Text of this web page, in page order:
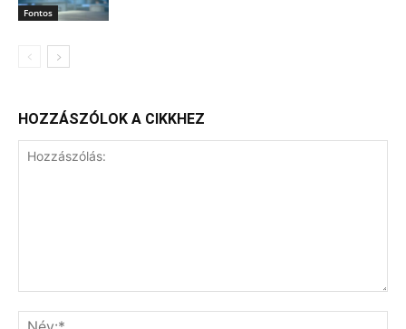
Fontos
HOZZÁSZÓLOK A CIKKHEZ